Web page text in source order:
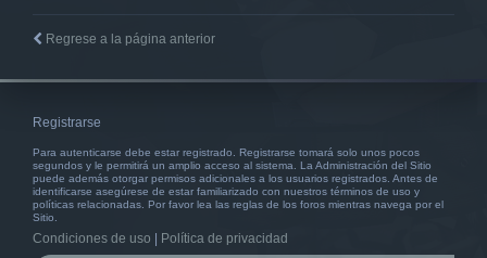
Regrese a la página anterior
Registrarse
Para autenticarse debe estar registrado. Registrarse tomará solo unos pocos
segundos y le permitirá un amplio acceso al sistema. La Administración del Sitio
puede además otorgar permisos adicionales a los usuarios registrados. Antes de
identificarse asegúrese de estar familiarizado con nuestros términos de uso y
políticas relacionadas. Por favor lea las reglas de los foros mientras navega por el
Sitio.
Condiciones de uso Política de privacidad